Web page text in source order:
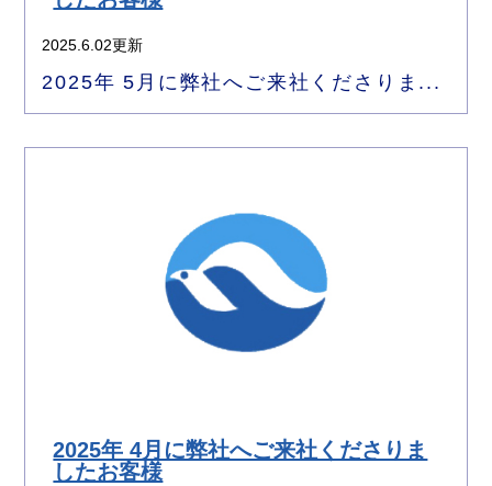
2025.6.02更新
2025年 5月に弊社へご来社くださりま...
2025年 4月に弊社へご来社くださりま
したお客様